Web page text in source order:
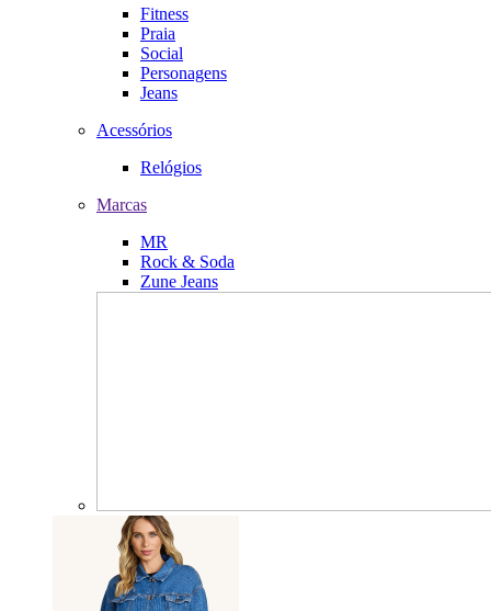
Fitness
Praia
Social
Personagens
Jeans
Acessórios
Relógios
Marcas
MR
Rock & Soda
Zune Jeans